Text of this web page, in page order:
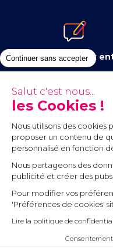
Continuer sans accepter
Salut c'est nous...
les Cookies !
Nous utilisons des cookies
proposer un contenu de
personnalisé en fonction
Nous partageons des
publicité et créer des pubs
Pour modifier vos
'Préférences de cookies'
Lire la politique de
Le blog dédié aux
Newsletter
Communauté